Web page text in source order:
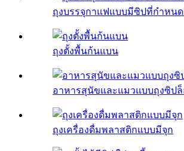
ถุงบรรจุกาแฟแบบมีซิปที่กำหนด
ถุงตั้งพื้นก้นแบน
อาหารสุนัขและแมวแบบถุงซิป
ถุงเครื่องดื่มพลาสติกแบบมีจุก